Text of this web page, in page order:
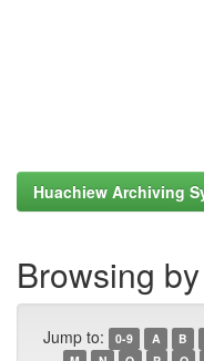
Huachiew Archiving
Browsing
Jump to: 0-9 A B